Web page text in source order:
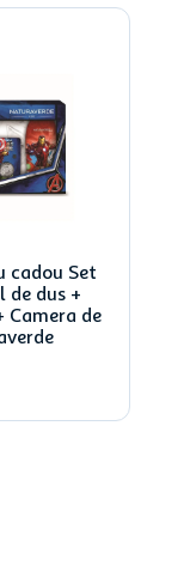
cadou Set
de dus +
Camera de